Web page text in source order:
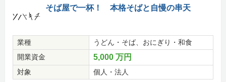
そば屋で一杯！ 本格そばと自慢の串天
業種
うどん・そば、おにぎり・和食
開業資金
5,000 万円
対象 個人・法人